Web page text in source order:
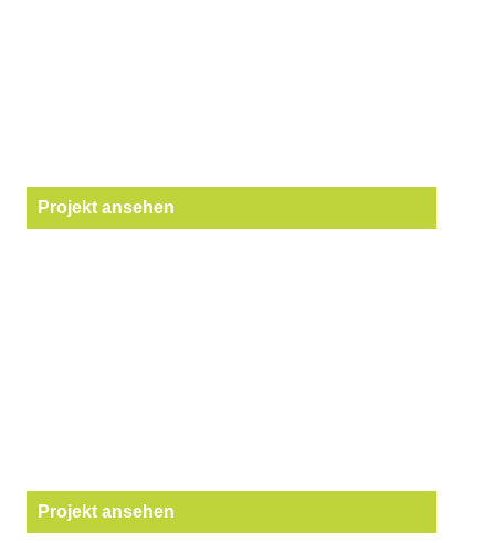
Projekt ansehen
Projekt ansehen